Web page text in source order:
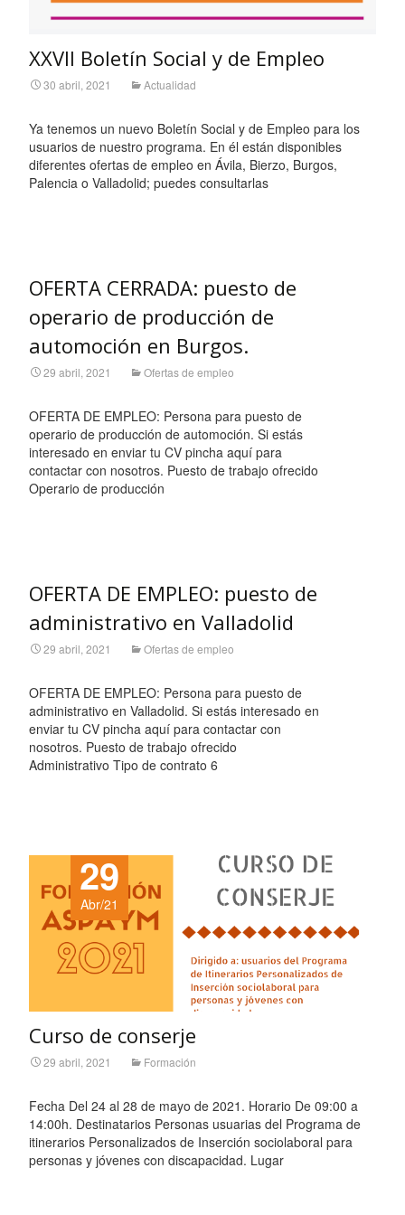
XXVII Boletín Social y de Empleo
30 abril, 2021 Actualidad
Ya tenemos un nuevo Boletín Social y de Empleo para los
usuarios de nuestro programa. En él están disponibles
diferentes ofertas de empleo en Ávila, Bierzo, Burgos,
Palencia o Valladolid; puedes consultarlas
OFERTA CERRADA: puesto de
operario de producción de
automoción en Burgos.
29 abril, 2021 Ofertas de empleo
OFERTA DE EMPLEO: Persona para puesto de
operario de producción de automoción. Si estás
interesado en enviar tu CV pincha aquí para
contactar con nosotros. Puesto de trabajo ofrecido
Operario de producción
OFERTA DE EMPLEO: puesto de
administrativo en Valladolid
29 abril, 2021 Ofertas de empleo
OFERTA DE EMPLEO: Persona para puesto de
administrativo en Valladolid. Si estás interesado en
enviar tu CV pincha aquí para contactar con
nosotros. Puesto de trabajo ofrecido
Administrativo Tipo de contrato 6
29
Abr/21
Curso de conserje
29 abril, 2021 Formación
Fecha Del 24 al 28 de mayo de 2021. Horario De 09:00 a
14:00h. Destinatarios Personas usuarias del Programa de
itinerarios Personalizados de Inserción sociolaboral para
personas y jóvenes con discapacidad. Lugar